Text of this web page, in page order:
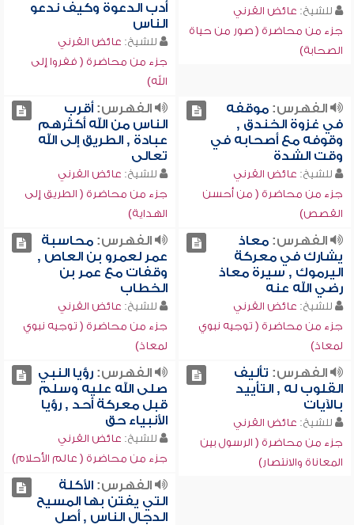
للشيخ: عائض القرني
جزء من محاضرة ( صور من حياة
الصحابة)
أدب الدعوة وكيف ندعو
الناس
للشيخ: عائض القرني
جزء من محاضرة ( ففروا إلى
الله)
الفهرس:موقفه
في غزوة الخندق ,
وقوفه مع أصحابه في
وقت الشدة
للشيخ: عائض القرني
جزء من محاضرة ( من أحسن
القصص)
الفهرس:أقرب
الناس من الله أكثرهم
عبادة , الطريق إلى الله
تعالى
للشيخ: عائض القرني
جزء من محاضرة ( الطريق إلى
الهداية)
الفهرس:معاذ
يشارك في معركة
اليرموك , سيرة معاذ
رضي الله عنه
للشيخ: عائض القرني
جزء من محاضرة ( توجيه نبوي
لمعاذ)
الفهرس:محاسبة
عمر لعمرو بن العاص ,
وقفات مع عمر بن
الخطاب
للشيخ: عائض القرني
جزء من محاضرة ( توجيه نبوي
لمعاذ)
الفهرس: تأليف
القلوب له , التأييد
بالآيات
للشيخ: عائض القرني
جزء من محاضرة ( الرسول بين
المعاناة والانتصار)
الفهرس:رؤيا النبي
صلى الله عليه وسلم
قبل معركة أحد , رؤيا
الأنبياء حق
للشيخ: عائض القرني
جزء من محاضرة ( عالم الأحلام)
الفهرس:الأكلة
التي يفتن بها المسيح
الدجال الناس , أصل